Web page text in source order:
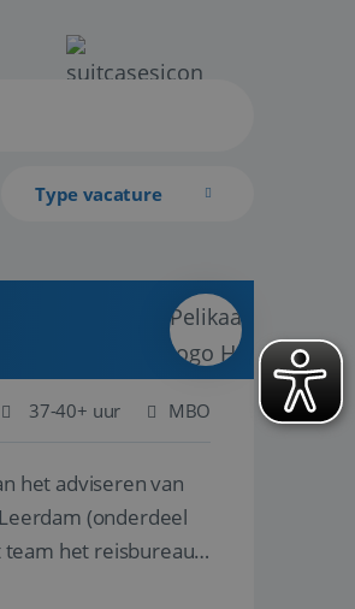
Type vacature
37-40+ uur MBO
het adviseren van
team het reisbureau